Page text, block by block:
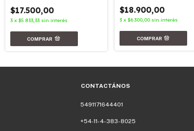
$17.500,00
3 x$5.833,33 sin interés
$18.900,00
3 x$6.300,00 sin interés
CONTACTÁNOS
5491171644401
+54-11-4-383-8025